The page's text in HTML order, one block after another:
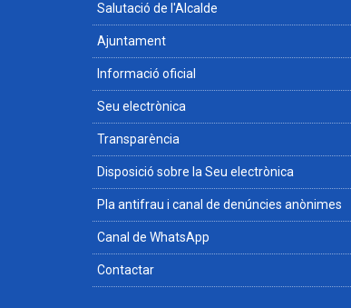
Salutació de l'Alcalde
Ajuntament
Informació oficial
Seu electrònica
Transparència
Disposició sobre la Seu electrònica
Pla antifrau i canal de denúncies anònimes
Canal de WhatsApp
Contactar